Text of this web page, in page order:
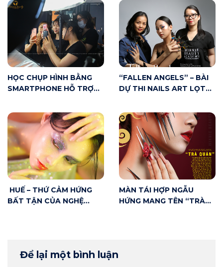
HỌC CHỤP HÌNH BẰNG
SMARTPHONE HỖ TRỢ
“FALLEN ANGELS” – BÀI
DỰ THI NAILS ART LỌT
HUẾ – THỨ CẢM HỨNG
BẤT TẬN CỦA NGHỆ
MÀN TÁI HỢP NGẪU
HỨNG MANG TÊN “TRÀ
Để lại một bình luận